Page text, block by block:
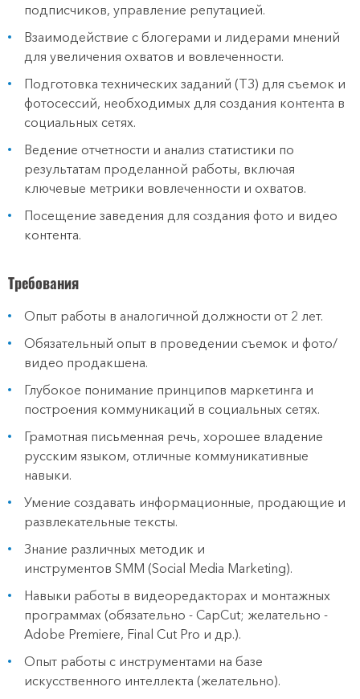
подписчиков, управление репутацией.
Взаимодействие с блогерами и лидерами мнений
для увеличения охватов и вовлеченности.
Подготовка технических заданий (ТЗ) для съемок и
фотосессий, необходимых для создания контента в
социальных сетях.
Ведение отчетности и анализ статистики по
результатам проделанной работы, включая
ключевые метрики вовлеченности и охватов.
Посещение заведения для создания фото и видео
контента.
Требования
Опыт работы в аналогичной должности от 2 лет.
Обязательный опыт в проведении съемок и фото/
видео продакшена.
Глубокое понимание принципов маркетинга и
построения коммуникаций в социальных сетях.
Грамотная письменная речь, хорошее владение
русским языком, отличные коммуникативные
навыки.
Умение создавать информационные, продающие и
развлекательные тексты.
Знание различных методик и
инструментов SMM (Social Media Marketing).
Навыки работы в видеоредакторах и монтажных
программах (обязательно - CapCut; желательно -
Adobe Premiere, Final Cut Pro и др.).
Опыт работы с инструментами на базе
искусственного интеллекта (желательно).